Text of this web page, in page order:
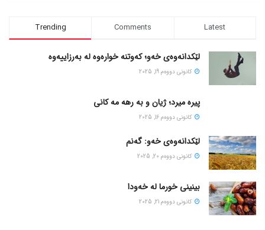
Trending Comments Latest
لێکدانەوەی خەو؛ کەوتنە خوارەوە لە بەرزاییەوە
كانونی دووه‌م 19, 2025
پیره میرد؛ ژیان و به رهه مه کانی
كانونی دووه‌م 16, 2025
لێکدانەوەی خەو: گەنم
كانونی دووه‌م 20, 2025
بینینی خورما لە خەودا
كانونی دووه‌م 21, 2025